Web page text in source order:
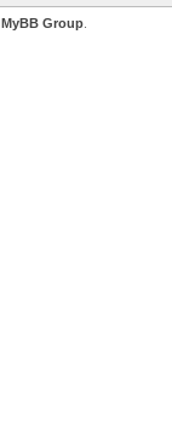
MyBB Group.